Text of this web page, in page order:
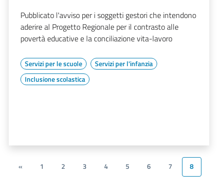
Pubblicato l'avviso per i soggetti gestori che intendono
aderire al Progetto Regionale per il contrasto alle
povertà educative e la conciliazione vita-lavoro
Servizi per le scuole
Servizi per l'infanzia
Inclusione scolastica
« 1 2 3 4 5 6 7
8